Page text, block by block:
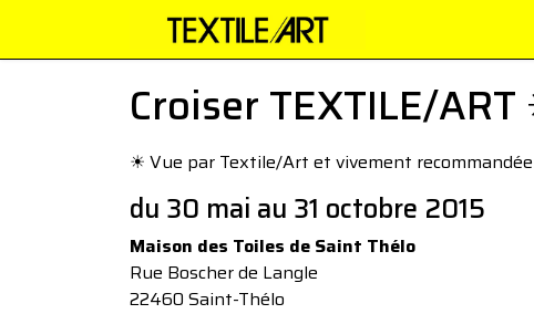
Croiser TEXTILE/
☀︎ Vue par Textile/Art et vivement recommandée
du 30 mai au 31 octobre 2015
Maison des Toiles de Saint Thélo
Rue Boscher de Langle
22460 Saint-Thélo